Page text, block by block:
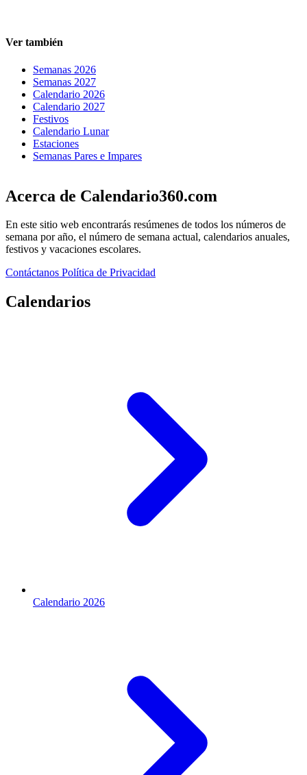
Ver también
Semanas 2026
Semanas 2027
Calendario 2026
Calendario 2027
Festivos
Calendario Lunar
Estaciones
Semanas Pares e Impares
Acerca de Calendario360.com
En este sitio web encontrarás resúmenes de todos los números de
semana por año, el número de semana actual, calendarios anuales,
festivos y vacaciones escolares.
Contáctanos Política de Privacidad
Calendarios
Calendario 2026